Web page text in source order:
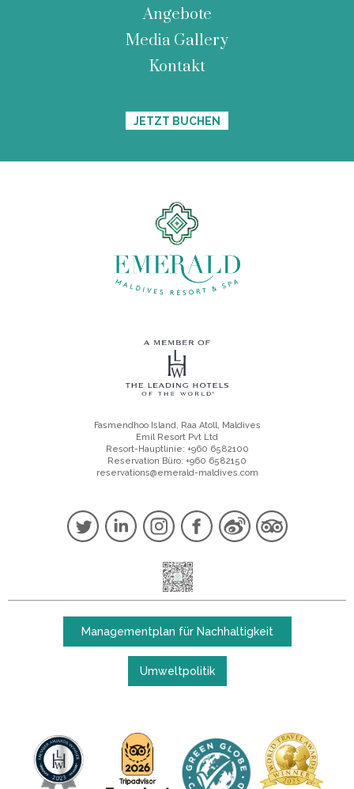
Angebote
Media Gallery
Kontakt
JETZT BUCHEN
Fasmendhoo Island, Raa Atoll, Maldives
Emil Resort Pvt Ltd
Resort-Hauptlinie: +960 6582100
Reservation Büro: +960 6582150
reservations@emerald-maldives.com
Managementplan für Nachhaltigkeit
Umweltpolitik